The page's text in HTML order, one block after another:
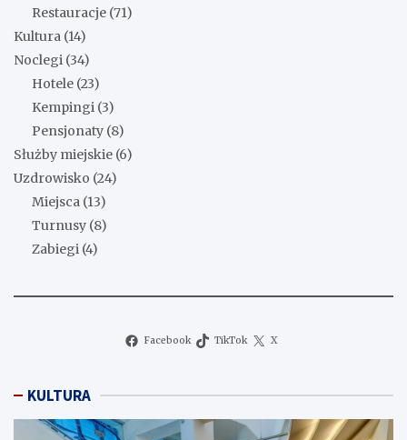
Restauracje (71)
Kultura (14)
Noclegi (34)
Hotele (23)
Kempingi (3)
Pensjonaty (8)
Służby miejskie (6)
Uzdrowisko (24)
Miejsca (13)
Turnusy (8)
Zabiegi (4)
Facebook TikTok X
KULTURA